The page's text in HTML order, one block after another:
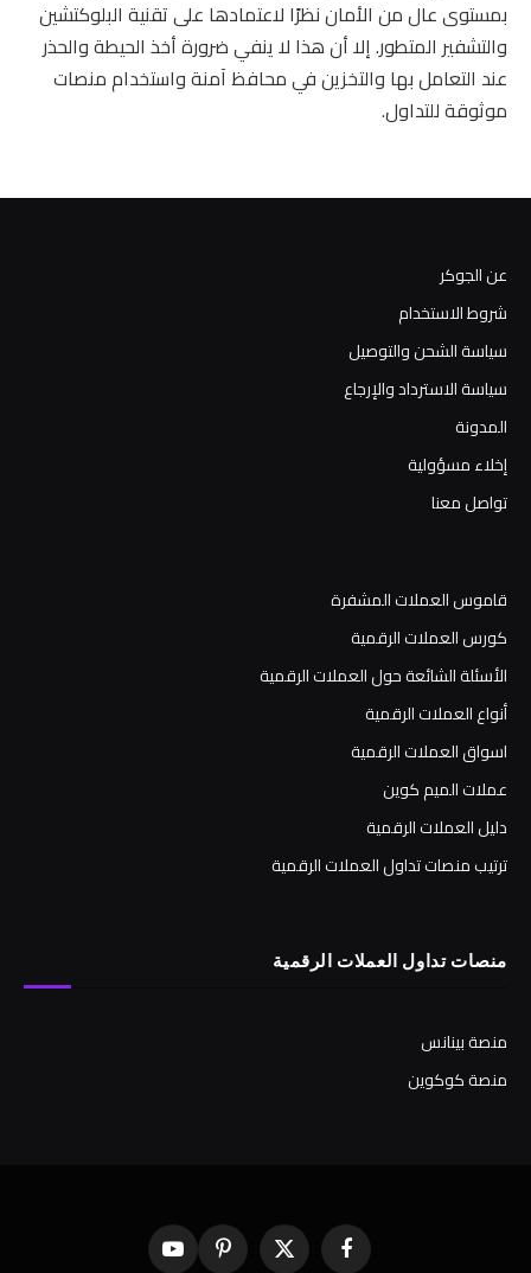
بمستوى عال من الأمان نظرًا لاعتمادها على تقنية البلوكتشين
والتشفير المتطور. إلا أن هذا لا ينفي ضرورة أخذ الحيطة والحذر
عند التعامل بها والتخزين في محافظ آمنة واستخدام منصات
موثوقة للتداول.
عن الجوكر
شروط الاستخدام
سياسة الشحن والتوصيل
سياسة الاسترداد والإرجاع
المدونة
إخلاء مسؤولية
تواصل معنا
قاموس العملات المشفرة
كورس العملات الرقمية
الأسئلة الشائعة حول العملات الرقمية
أنواع العملات الرقمية
اسواق العملات الرقمية
عملات الميم كوين
دليل العملات الرقمية
ترتيب منصات تداول العملات الرقمية
منصات تداول العملات الرقمية
منصة بينانس
منصة كوكوين
فيسبوك X بينتيريستيوتيوب